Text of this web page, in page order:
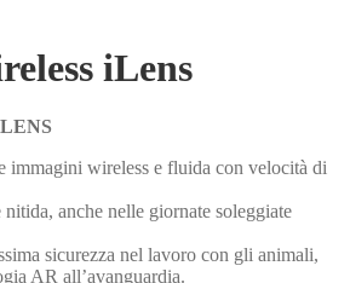
iLens
immagini wireless e fluida con velocità di
anche nelle giornate soleggiate
sicurezza nel lavoro con gli animali,
AR all’avanguardia.